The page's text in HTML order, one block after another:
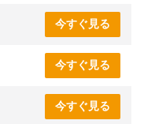
今すぐ見る
今すぐ見る
今すぐ見る